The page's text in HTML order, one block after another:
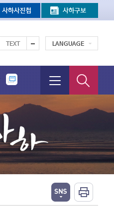
TEXT LANGUAGE